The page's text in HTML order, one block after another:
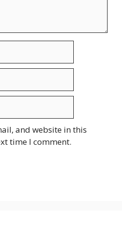
and website in this
time I comment.